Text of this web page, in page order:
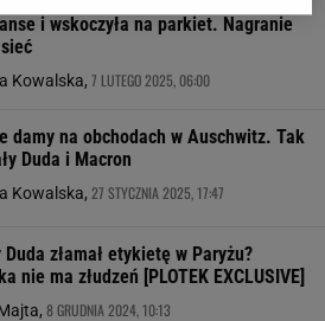
i wskoczyła na parkiet. Nagranie
Kowalska, 7 LUTEGO 2025, 06:00
damy na obchodach w Auschwitz. Tak
Duda i Macron
Kowalska, 27 STYCZNIA 2025, 17:47
Duda złamał etykietę w Paryżu?
nie ma złudzeń [PLOTEK EXCLUSIVE]
8 GRUDNIA 2024, 10:13